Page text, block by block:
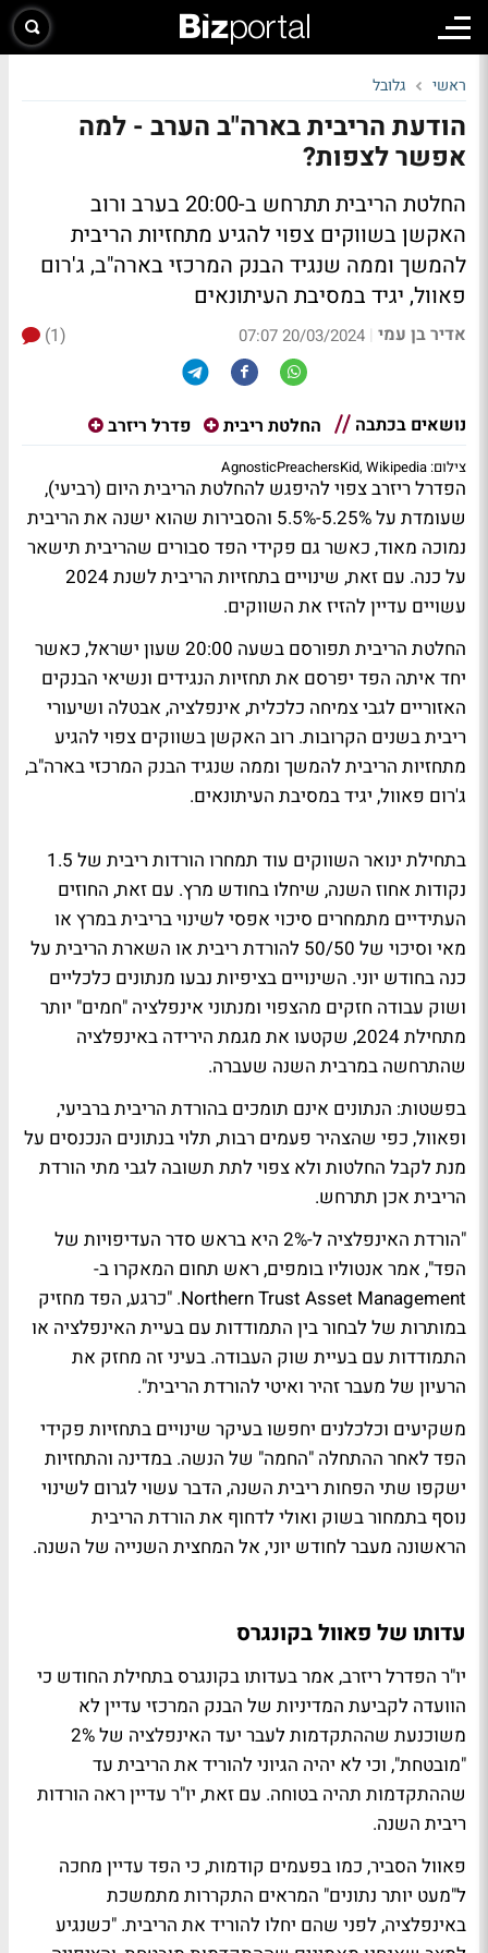
ראשי גלובל
הודעת הריבית בארה"ב הערב - למה
אפשר לצפות?
החלטת הריבית תתרחש ב-20:00 בערב ורוב
האקשן בשווקים צפוי להגיע מתחזיות הריבית
להמשך וממה שנגיד הבנק המרכזי בארה"ב, ג'רום
פאוול, יגיד במסיבת העיתונאים
אדיר בן עמי |
20/03/2024 07:07
(1)
נושאים בכתבה החלטת ריבית פדרל ריזרב
צילום: AgnosticPreachersKid, Wikipedia
הפדרל ריזרב צפוי להיפגש להחלטת הריבית היום (רביעי),
שעומדת על 5.25%-5.5% והסבירות שהוא ישנה את הריבית
נמוכה מאוד, כאשר גם פקידי הפד סבורים שהריבית תישאר
על כנה. עם זאת, שינויים בתחזיות הריבית לשנת 2024
עשויים עדיין להזיז את השווקים.
החלטת הריבית תפורסם בשעה 20:00 שעון ישראל, כאשר
יחד איתה הפד יפרסם את תחזיות הנגידים ונשיאי הבנקים
האזוריים לגבי צמיחה כלכלית, אינפלציה, אבטלה ושיעורי
ריבית בשנים הקרובות. רוב האקשן בשווקים צפוי להגיע
מתחזיות הריבית להמשך וממה שנגיד הבנק המרכזי בארה"ב,
ג'רום פאוול, יגיד במסיבת העיתונאים.
בתחילת ינואר השווקים עוד תמחרו הורדות ריבית של 1.5
נקודות אחוז השנה, שיחלו בחודש מרץ. עם זאת, החוזים
העתידיים מתמחרים סיכוי אפסי לשינוי בריבית במרץ או
מאי וסיכוי של 50/50 להורדת ריבית או השארת הריבית על
כנה בחודש יוני. השינויים בציפיות נבעו מנתונים כלכליים
ושוק עבודה חזקים מהצפוי ומנתוני אינפלציה "חמים" יותר
מתחילת 2024, שקטעו את מגמת הירידה באינפלציה
שהתרחשה במרבית השנה שעברה.
בפשטות: הנתונים אינם תומכים בהורדת הריבית ברביעי,
ופאוול, כפי שהצהיר פעמים רבות, תלוי בנתונים הנכנסים על
מנת לקבל החלטות ולא צפוי לתת תשובה לגבי מתי הורדת
הריבית אכן תתרחש.
"הורדת האינפלציה ל-2% היא בראש סדר העדיפויות של
הפד", אמר אנטוליו בומפים, ראש תחום המאקרו ב-
Northern Trust Asset Management. "כרגע, הפד מחזיק
במותרות של לבחור בין התמודדות עם בעיית האינפלציה או
התמודדות עם בעיית שוק העבודה. בעיני זה מחזק את
הרעיון של מעבר זהיר ואיטי להורדת הריבית".
משקיעים וכלכלנים יחפשו בעיקר שינויים בתחזיות פקידי
הפד לאחר ההתחלה "החמה" של הנשה. במדינה והתחזיות
ישקפו שתי הפחות ריבית השנה, הדבר עשוי לגרום לשינוי
נוסף בתמחור בשוק ואולי לדחוף את הורדת הריבית
הראשונה מעבר לחודש יוני, אל המחצית השנייה של השנה.
עדותו של פאוול בקונגרס
יו"ר הפדרל ריזרב, אמר בעדותו בקונגרס בתחילת החודש כי
הוועדה לקביעת המדיניות של הבנק המרכזי עדיין לא
משוכנעת שההתקדמות לעבר יעד האינפלציה של 2%
"מובטחת", וכי לא יהיה הגיוני להוריד את הריבית עד
שההתקדמות תהיה בטוחה. עם זאת, יו"ר עדיין ראה הורדות
ריבית השנה.
פאוול הסביר, כמו בפעמים קודמות, כי הפד עדיין מחכה
ל"מעט יותר נתונים" המראים התקררות מתמשכת
באינפלציה, לפני שהם יחלו להוריד את הריבית. "כשנגיע